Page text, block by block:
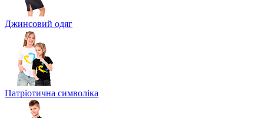
Джинсовий одяг
Патріотична символіка